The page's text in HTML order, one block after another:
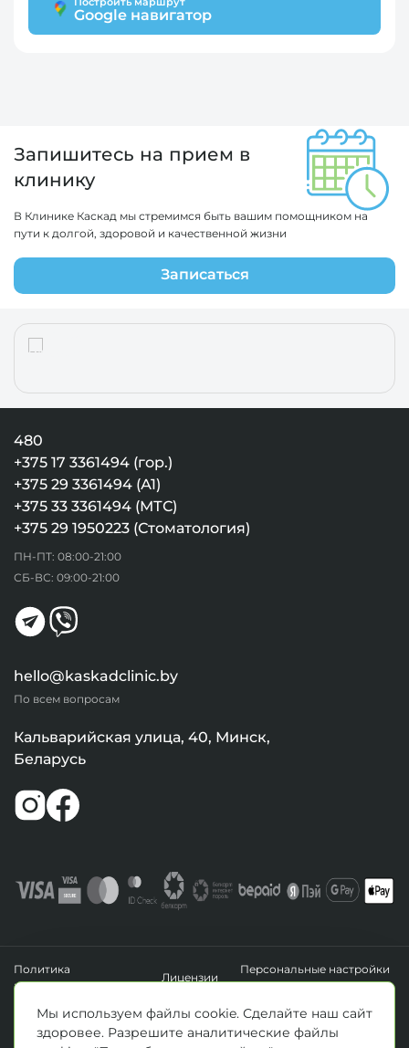
Google навигатор
Запишитесь на прием в
клинику
В Клинике Каскад мы стремимся быть вашим помощником на
пути к долгой, здоровой и качественной жизни
Записаться
480
+375 17 3361494 (гор.)
+375 29 3361494 (А1)
+375 33 3361494 (МТС)
+375 29 1950223 (Стоматология)
ПН-ПТ: 08:00-21:00
СБ-ВС: 09:00-21:00
hello@kaskadclinic.by
По всем вопросам
Кальварийская улица, 40, Минск,
Беларусь
Политика
конфиденциальности
Лицензии
Персональные настройки
файлов cookie
Зарегистрировано Минским горисполкомом 14.04.2020 г.
© Все права защищены 2026. ООО «Клиника Каскад»
Мы используем файлы cookie. Сделайте наш сайт
здоровее. Разрешите аналитические файлы